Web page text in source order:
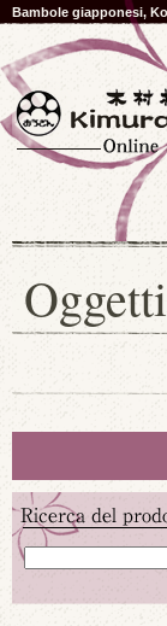
Bambole giapponesi,